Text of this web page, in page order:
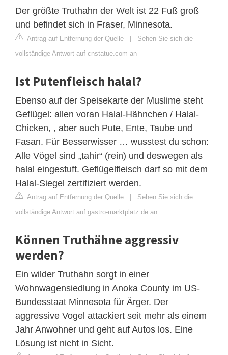
Der größte Truthahn der Welt ist 22 Fuß groß
und befindet sich in Fraser, Minnesota.
Antrag auf Entfernung der Quelle | Sehen Sie sich die
vollständige Antwort auf cnstatue.com an
Ist Putenfleisch halal?
Ebenso auf der Speisekarte der Muslime steht
Geflügel: allen voran Halal-Hähnchen / Halal-
Chicken, , aber auch Pute, Ente, Taube und
Fasan. Für Besserwisser … wusstest du schon:
Alle Vögel sind „tahir“ (rein) und deswegen als
halal eingestuft. Geflügelfleisch darf so mit dem
Halal-Siegel zertifiziert werden.
Antrag auf Entfernung der Quelle | Sehen Sie sich die
vollständige Antwort auf gastro-marktplatz.de an
Können Truthähne aggressiv
werden?
Ein wilder Truthahn sorgt in einer
Wohnwagensiedlung in Anoka County im US-
Bundesstaat Minnesota für Ärger. Der
aggressive Vogel attackiert seit mehr als einem
Jahr Anwohner und geht auf Autos los. Eine
Lösung ist nicht in Sicht.